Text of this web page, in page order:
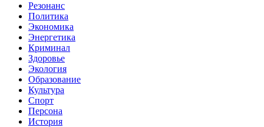
Резонанс
Политика
Экономика
Энергетика
Криминал
Здоровье
Экология
Образование
Культура
Спорт
Персона
История